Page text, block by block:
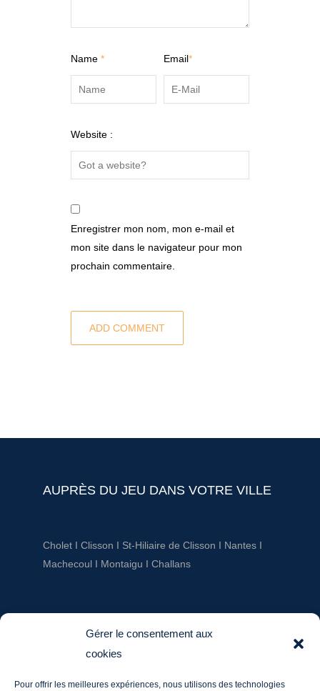
Gérer le consentement aux
cookies
Pour offrir les meilleures expériences, nous utilisons des technologies
Name * Email*
Website :
Enregistrer mon nom, mon e-mail et
mon site dans le navigateur pour mon
prochain commentaire.
AUPRÈS DU JEU DANS VOTRE VILLE
CholetI Clisson I St-Hiliaire de Clisson I NantesI
Machecoul I Montaigu I Challans
AUPRÈS DU JEU
Tél. : 06 20 60 03 36